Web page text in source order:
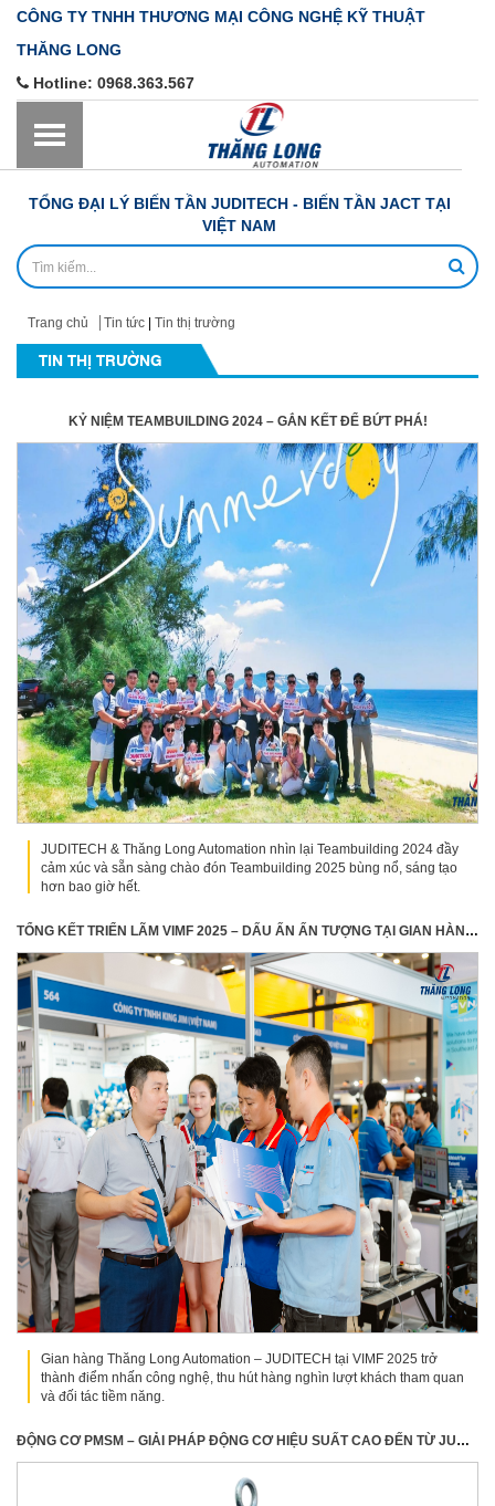
CÔNG TY TNHH THƯƠNG MẠI CÔNG NGHỆ KỸ THUẬT
THĂNG LONG
Hotline: 0968.363.567
TỔNG ĐẠI LÝ BIẾN TẦN JUDITECH - BIẾN TẦN JACT TẠI
VIỆT NAM
Trang chủ Tin tức Tin thị trường
TIN THỊ TRƯỜNG
KỶ NIỆM TEAMBUILDING 2024 – GẮN KẾT ĐỂ BỨT PHÁ!
JUDITECH & Thăng Long Automation nhìn lại Teambuilding 2024 đầy
cảm xúc và sẵn sàng chào đón Teambuilding 2025 bùng nổ, sáng tạo
hơn bao giờ hết.
TỔNG KẾT TRIỂN LÃM VIMF 2025 – DẤU ẤN ẤN TƯỢNG TẠI GIAN HÀNG THĂNG LONG AUTOMATION - JUDITECH
Gian hàng Thăng Long Automation – JUDITECH tại VIMF 2025 trở
thành điểm nhấn công nghệ, thu hút hàng nghìn lượt khách tham quan
và đối tác tiềm năng.
ĐỘNG CƠ PMSM – GIẢI PHÁP ĐỘNG CƠ HIỆU SUẤT CAO ĐẾN TỪ JUDITECH